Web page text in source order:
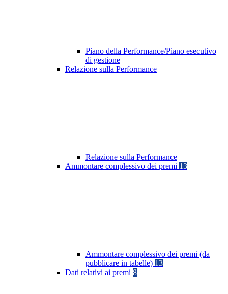
Piano della Performance/Piano esecutivo
di gestione
Relazione sulla Performance
Relazione sulla Performance
Ammontare complessivo dei premi 13
Ammontare complessivo dei premi (da
pubblicare in tabelle) 13
Dati relativi ai premi 8